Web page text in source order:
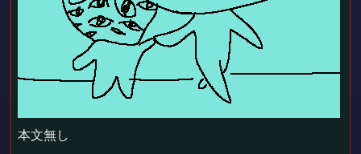
本文無し